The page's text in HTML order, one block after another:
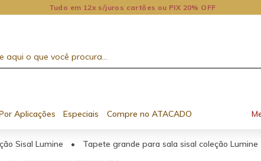
Tudo em 12x s/juros cartões ou PIX 20% OFF
Aplicações Especiais Compre no ATACADO
Sisal Lumine • Tapete grande para sala sisal coleção